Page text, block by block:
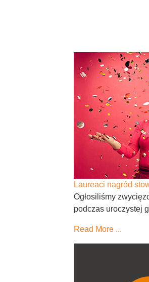
Laureaci nagród
Ogłosiliśmy
podczas uroczystej
Read More ...